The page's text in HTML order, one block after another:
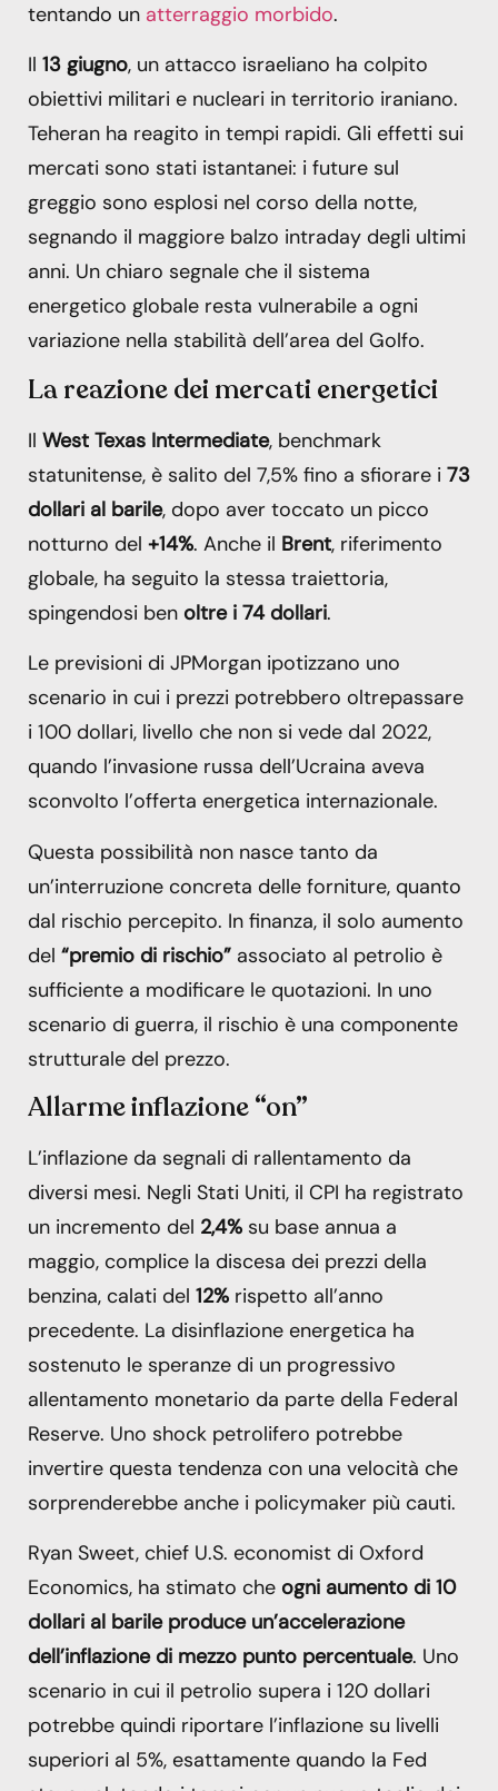
tentando un atterraggio morbido.
Il 13 giugno, un attacco israeliano ha colpito
obiettivi militari e nucleari in territorio iraniano.
Teheran ha reagito in tempi rapidi. Gli effetti sui
mercati sono stati istantanei: i future sul
greggio sono esplosi nel corso della notte,
segnando il maggiore balzo intraday degli ultimi
anni. Un chiaro segnale che il sistema
energetico globale resta vulnerabile a ogni
variazione nella stabilità dell’area del Golfo.
La reazione dei mercati energetici
Il West Texas Intermediate, benchmark
statunitense, è salito del 7,5% fino a sfiorare i 73
dollari al barile, dopo aver toccato un picco
notturno del +14%. Anche il Brent, riferimento
globale, ha seguito la stessa traiettoria,
spingendosi ben oltre i 74 dollari.
Le previsioni di JPMorgan ipotizzano uno
scenario in cui i prezzi potrebbero oltrepassare
i 100 dollari, livello che non si vede dal 2022,
quando l’invasione russa dell’Ucraina aveva
sconvolto l’offerta energetica internazionale.
Questa possibilità non nasce tanto da
un’interruzione concreta delle forniture, quanto
dal rischio percepito. In finanza, il solo aumento
del “premio di rischio” associato al petrolio è
sufficiente a modificare le quotazioni. In uno
scenario di guerra, il rischio è una componente
strutturale del prezzo.
Allarme inflazione “on”
L’inflazione da segnali di rallentamento da
diversi mesi. Negli Stati Uniti, il CPI ha registrato
un incremento del 2,4% su base annua a
maggio, complice la discesa dei prezzi della
benzina, calati del 12% rispetto all’anno
precedente. La disinflazione energetica ha
sostenuto le speranze di un progressivo
allentamento monetario da parte della Federal
Reserve. Uno shock petrolifero potrebbe
invertire questa tendenza con una velocità che
sorprenderebbe anche i policymaker più cauti.
Ryan Sweet, chief U.S. economist di Oxford
Economics, ha stimato che ogni aumento di 10
dollari al barile produce un’accelerazione
dell’inflazione di mezzo punto percentuale. Uno
scenario in cui il petrolio supera i 120 dollari
potrebbe quindi riportare l’inflazione su livelli
superiori al 5%, esattamente quando la Fed